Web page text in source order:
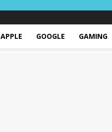
APPLE GOOGLE GAMING